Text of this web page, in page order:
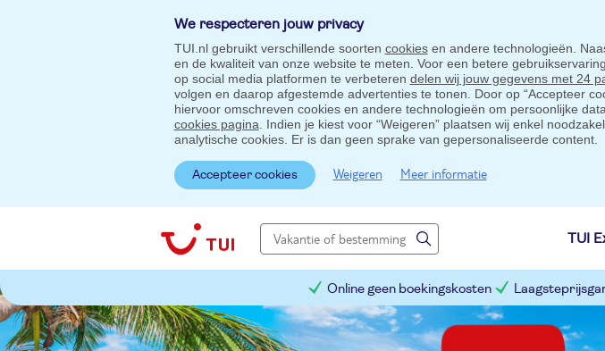
We respecteren jouw privacy
TUI.nl gebruikt verschillende soorten cookiesen andere technologieën.
en de kwaliteit van onze website te meten. Voor een betere
op social media platformen te verbeteren delen wij jouw gegevens met 24
volgen en daarop afgestemde advertenties te tonen. Door op “Accepteer
hiervoor omschreven cookies en andere technologieën om persoonlijke
cookies pagina . Indien je kiest voor “Weigeren” plaatsen wij enkel
analytische cookies. Er is dan geen sprake van gepersonaliseerde content.
Accepteer cookies Weigeren Meer informatie
TUI
Online geen boekingskosten